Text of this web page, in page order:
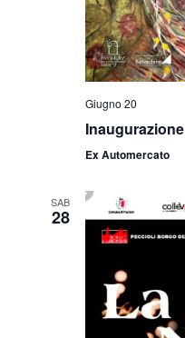
Giugno 20
Ex Automercato
SAB
28